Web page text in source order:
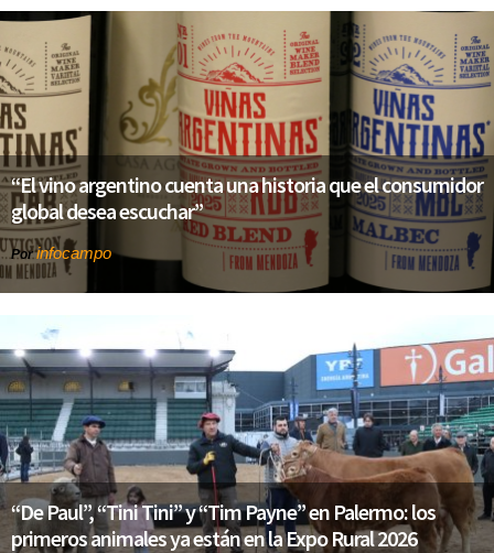
“El vino argentino cuenta una historia que el consumidor
global desea escuchar”
Porinfocampo
“De Paul”, “Tini Tini” y “Tim Payne” en Palermo: los
primeros animales ya están en la Expo Rural 2026